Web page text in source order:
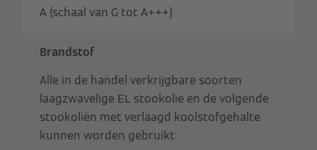
A (schaal van G tot A+++)
Brandstof
Alle in de handel verkrijgbare soorten
laagzwavelige EL stookolie en de volgende
stookoliën met verlaagd koolstofgehalte
kunnen worden gebruikt: